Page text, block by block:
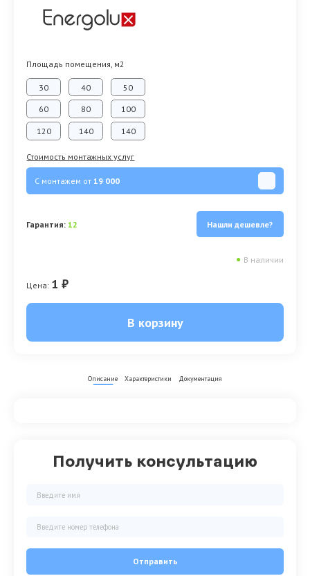
Площадь помещения, м2
30 40 50
60 80 100
120 140 140
Стоимость монтажных услуг
С монтажем от19 000
Гарантия:12 Нашли дешевле?
● В наличии
Цена: 1 ₽
В корзину
Получить консультацию
Отправить
Описание Характеристики Документация